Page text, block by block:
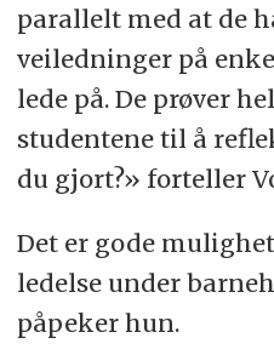
parallelt med at de
veiledninger på
lede på. De prøver
studentene til å
du gjort?» forteller
Det er gode
ledelse under
påpeker hun.